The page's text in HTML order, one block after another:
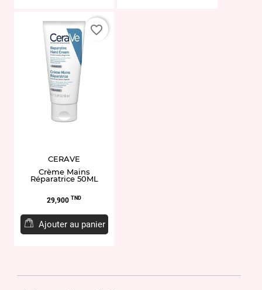
CERAVE
Crème Mains
Réparatrice 50ML
Prix
29,900 TND
Ajouter au panier
favorite_border